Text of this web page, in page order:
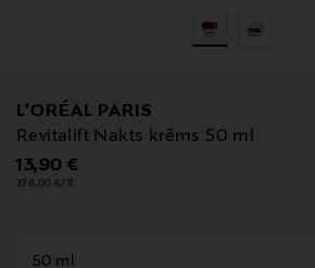
L'ORÉAL PARIS
Revitalift Nakts krēms 50 ml
Original Price
13,90 €
278,00 €/1l